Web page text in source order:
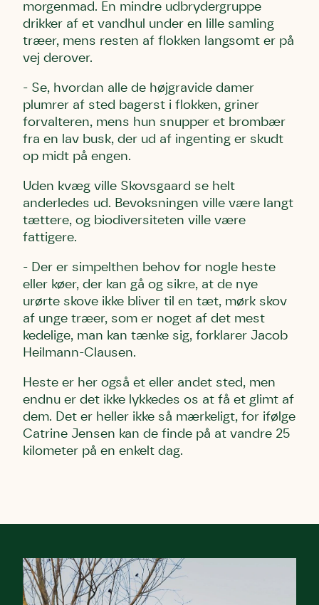
morgenmad. En mindre udbrydergruppe
drikker af et vandhul under en lille samling
træer, mens resten af flokken langsomt er på
vej derover.
- Se, hvordan alle de højgravide damer
plumrer af sted bagerst i flokken, griner
forvalteren, mens hun snupper et brombær
fra en lav busk, der ud af ingenting er skudt
op midt på engen.
Uden kvæg ville Skovsgaard se helt
anderledes ud. Bevoksningen ville være langt
tættere, og biodiversiteten ville være
fattigere.
- Der er simpelthen behov for nogle heste
eller køer, der kan gå og sikre, at de nye
urørte skove ikke bliver til en tæt, mørk skov
af unge træer, som er noget af det mest
kedelige, man kan tænke sig, forklarer Jacob
Heilmann-Clausen.
Heste er her også et eller andet sted, men
endnu er det ikke lykkedes os at få et glimt af
dem. Det er heller ikke så mærkeligt, for ifølge
Catrine Jensen kan de finde på at vandre 25
kilometer på en enkelt dag.